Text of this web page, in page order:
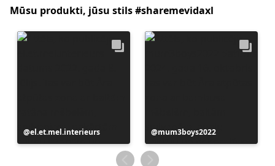
Mūsu produkti, jūsu stils #sharemevidaxl
Ierakstu
publicējis
el.et.mel.interieurs
Ierakstu
publicējis
mum3boys2022